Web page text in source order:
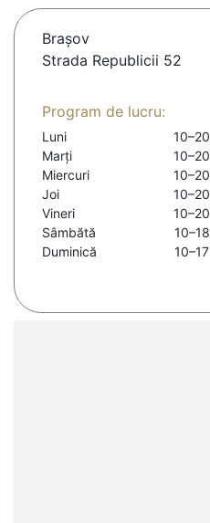
Braşov
Strada Republicii 52
Program de lucru:
Luni
10–20
Marți
10–20
Miercuri
10–20
Joi
10–20
Vineri
10–20
Sâmbătă
10–18
Duminică
10–17